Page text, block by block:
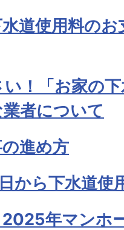
道使用料の
！「お家の
者について
進め方
から下水道使
2025年マンホ